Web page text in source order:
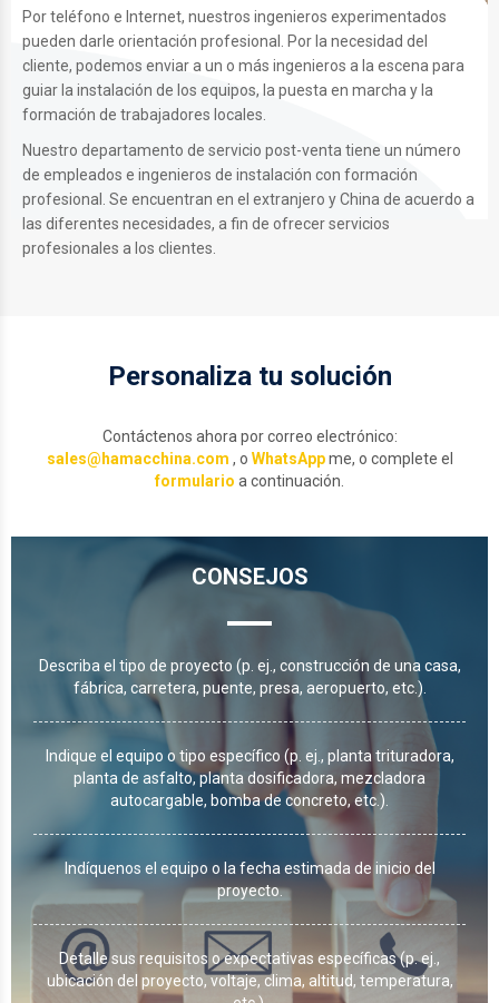
Por teléfono e Internet, nuestros ingenieros experimentados
pueden darle orientación profesional. Por la necesidad del
cliente, podemos enviar a un o más ingenieros a la escena para
guiar la instalación de los equipos, la puesta en marcha y la
formación de trabajadores locales.
Nuestro departamento de servicio post-venta tiene un número
de empleados e ingenieros de instalación con formación
profesional. Se encuentran en el extranjero y China de acuerdo a
las diferentes necesidades, a fin de ofrecer servicios
profesionales a los clientes.
Personaliza tu solución
Contáctenos ahora por correo electrónico:
sales@hamacchina.com , o WhatsApp me, o complete el
formulario a continuación.
CONSEJOS
Describa el tipo de proyecto (p. ej., construcción de una casa,
fábrica, carretera, puente, presa, aeropuerto, etc.).
Indique el equipo o tipo específico (p. ej., planta trituradora,
planta de asfalto, planta dosificadora, mezcladora
autocargable, bomba de concreto, etc.).
Indíquenos el equipo o la fecha estimada de inicio del
proyecto.
Detalle sus requisitos o expectativas específicas (p. ej.,
ubicación del proyecto, voltaje, clima, altitud, temperatura,